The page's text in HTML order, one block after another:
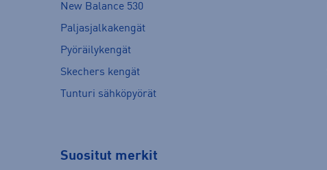
New Balance 530
Paljasjalkakengät
Pyöräilykengät
Skechers kengät
Tunturi sähköpyörät
Suositut merkit